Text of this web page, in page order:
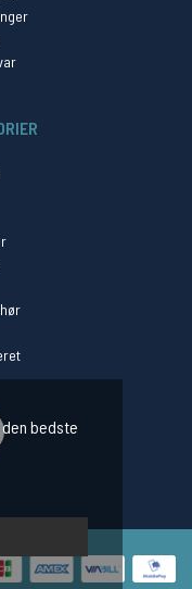
bedste